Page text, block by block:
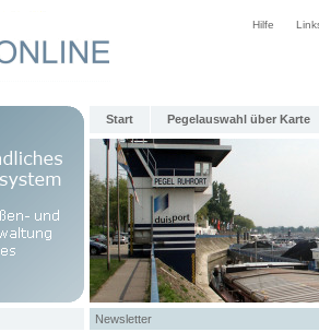
Hilfe
Start Pegelauswahl über Karte
Newsletter